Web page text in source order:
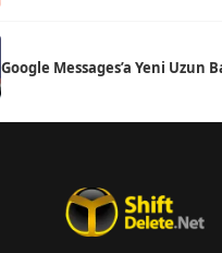
Google Messages’a Yeni Uzun